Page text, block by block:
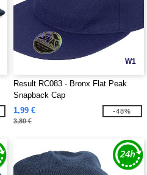
W1
Result RC083 - Bronx Flat Peak
Snapback Cap
1,99 €
3,80 €
-48%